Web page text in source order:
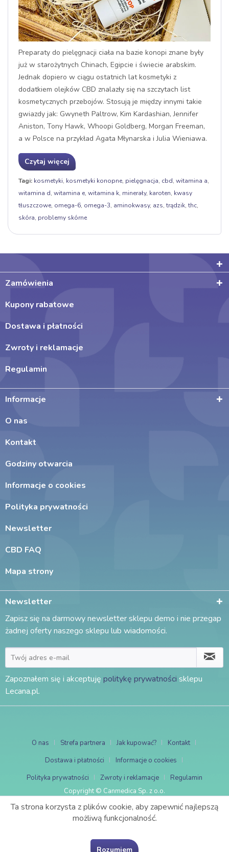
Preparaty do pielęgnacji ciała na bazie konopi znane były
już w starożytnych Chinach, Egipcie i świecie arabskim.
Jednak dopiero w ciągu ostatnich lat kosmetyki z
dodatkiem olejków CBD znalazły się na szczytach list
kosmetycznych przebojów. Stosują je między innymi takie
gwiazdy jak: Gwyneth Paltrow, Kim Kardashian, Jennifer
Aniston, Tony Hawk, Whoopi Goldberg, Morgan Freeman,
a w Polsce na przykład Agata Młynarska i Julia Wieniawa.
Czytaj więcej
Tagi: kosmetyki, kosmetyki konopne, pielęgnacja, cbd, witamina a,
witamina d, witamina e, witamina k, minerały, karoten, kwasy
tłuszczowe, omega-6, omega-3, aminokwasy, azs, trądzik, thc,
skóra, problemy skórne
Zamówienia
Kupony rabatowe
Dostawa i płatności
Zwroty i reklamacje
Regulamin
Informacje
O nas
Kontakt
Godziny otwarcia
Informacje o cookies
Polityka prywatności
Newsletter
CBD FAQ
Mapa strony
Newsletter
Zapisz się na darmowy newsletter sklepu demo i nie przegap
żadnej oferty naszego sklepu lub wiadomości.
Zapoznałem się i akceptuję politykę prywatności sklepu
Lecana.pl.
O nas Strefa partnera Jak kupować?
Kontakt
Dostawa i płatności
Informacje o cookies
Polityka prywatności
Zwroty i reklamacje
Regulamin
Copyright © Canmedica Sp. z o.o.
Ta strona korzysta z plików cookie, aby zapewnić najlepszą
możliwą funkcjonalność.
Rozumiem